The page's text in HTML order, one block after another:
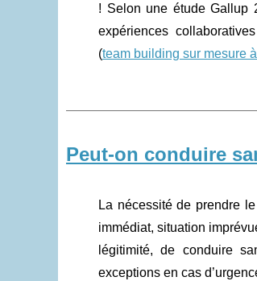
! Selon une étude Gallup
expériences
(team building sur mesure
Peut-on conduire
La nécessité de prendre
immédiat, situation
légitimité, de conduire
exceptions en cas